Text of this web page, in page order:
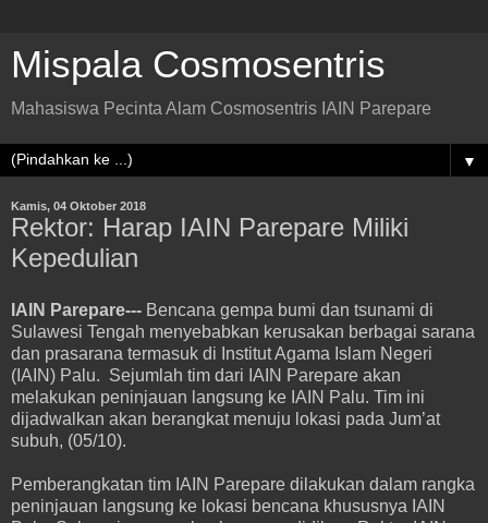
Mispala Cosmosentris
Mahasiswa Pecinta Alam Cosmosentris IAIN Parepare
▼
Kamis, 04 Oktober 2018
Rektor: Harap IAIN Parepare Miliki
Kepedulian
IAIN Parepare--- Bencana gempa bumi dan tsunami di
Sulawesi Tengah menyebabkan kerusakan berbagai sarana
dan prasarana termasuk di Institut Agama Islam Negeri
(IAIN) Palu. Sejumlah tim dari IAIN Parepare akan
melakukan peninjauan langsung ke IAIN Palu. Tim ini
dijadwalkan akan berangkat menuju lokasi pada Jum’at
subuh, (05/10).
Pemberangkatan tim IAIN Parepare dilakukan dalam rangka
peninjauan langsung ke lokasi bencana khususnya IAIN